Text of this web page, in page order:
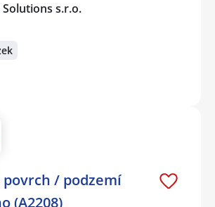
Solutions s.r.o.
/ podzemí
(A2208)